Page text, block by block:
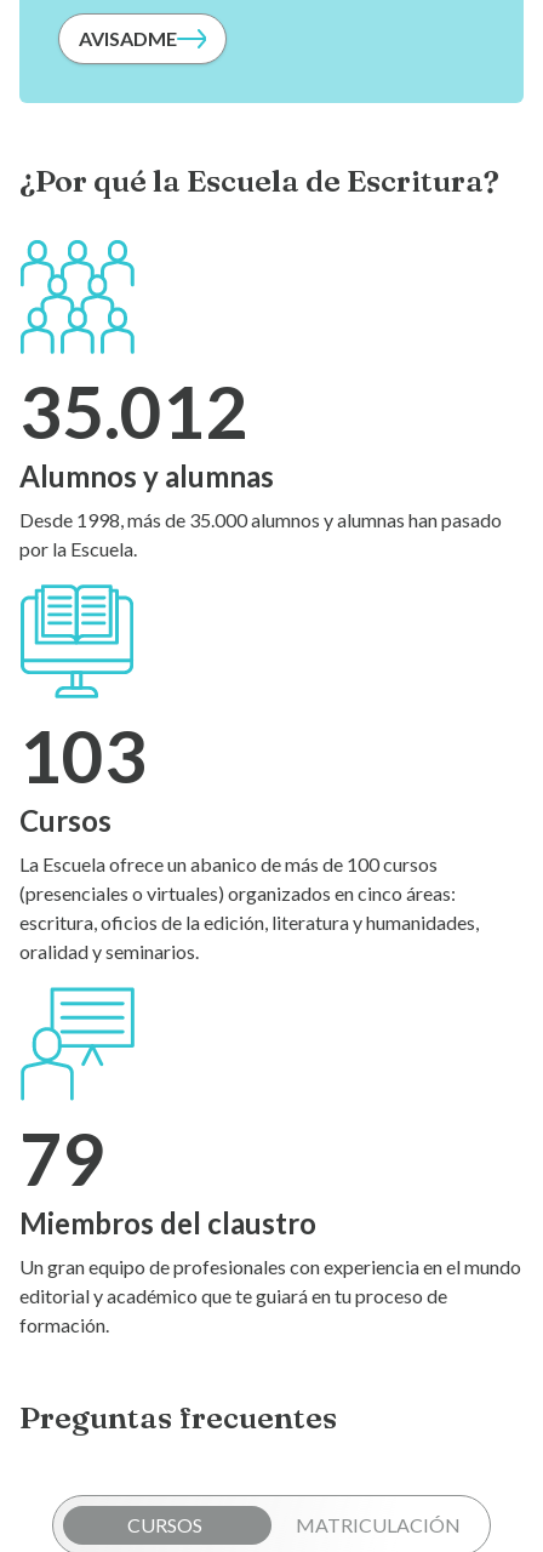
AVISADME
¿Por qué la Escuela de Escritura?
35.012
Alumnos y alumnas
Desde 1998, más de 35.000 alumnos y alumnas han pasado
por la Escuela.
103
Cursos
La Escuela ofrece un abanico de más de 100 cursos
(presenciales o virtuales) organizados en cinco áreas:
escritura, oficios de la edición, literatura y humanidades,
oralidad y seminarios.
79
Miembros del claustro
Un gran equipo de profesionales con experiencia en el mundo
editorial y académico que te guiará en tu proceso de
formación.
Preguntas frecuentes
CURSOS MATRICULACIÓN